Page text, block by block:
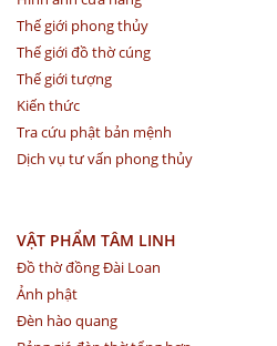
Thế giới phong thủy
Thế giới đồ thờ cúng
Thế giới tượng
Kiến thức
Tra cứu phật bản mệnh
Dịch vụ tư vấn phong thủy
VẬT PHẨM TÂM LINH
Đồ thờ đồng Đài Loan
Ảnh phật
Đèn hào quang